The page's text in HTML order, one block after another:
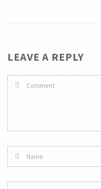
LEAVE A REPLY